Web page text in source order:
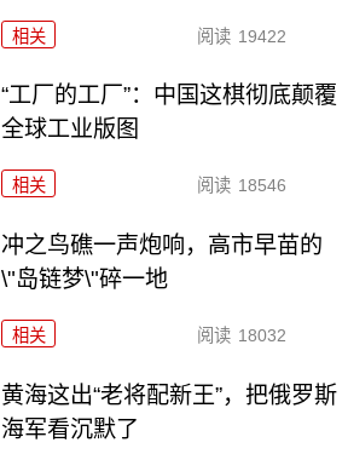
相关 阅读 19422
“工厂的工厂”：中国这棋彻底颠覆
全球工业版图
相关 阅读 18546
冲之鸟礁一声炮响，高市早苗的
\"岛链梦\"碎一地
相关 阅读 18032
黄海这出“老将配新王”，把俄罗斯
海军看沉默了